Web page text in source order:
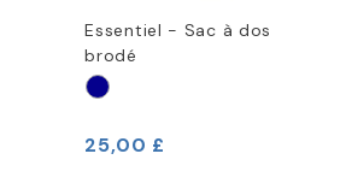
Essentiel - Sac à dos
brodé
25,00 £